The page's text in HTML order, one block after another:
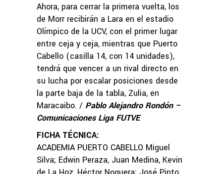
Ahora, para cerrar la primera vuelta, los
de Morr recibirán a Lara en el estadio
Olímpico de la UCV, con el primer lugar
entre ceja y ceja, mientras que Puerto
Cabello (casilla 14, con 14 unidades),
tendrá que vencer a un rival directo en
su lucha por escalar posiciones desde
la parte baja de la tabla, Zulia, en
Maracaibo. / Pablo Alejandro Rondón –
Comunicaciones Liga FUTVE
FICHA TÉCNICA:
ACADEMIA PUERTO CABELLO Miguel
Silva; Edwin Peraza, Juan Medina, Kevin